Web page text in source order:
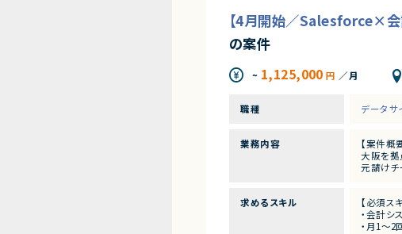
【4月開始／Salesforce×会
の案件
~ 1,125,000 円 ／月
職種 データサ
業務内容
【案件概
大阪を拠
元請けチ
【業務内
エンド企
求めるスキル
【必須ス
・会計シ
・月1～